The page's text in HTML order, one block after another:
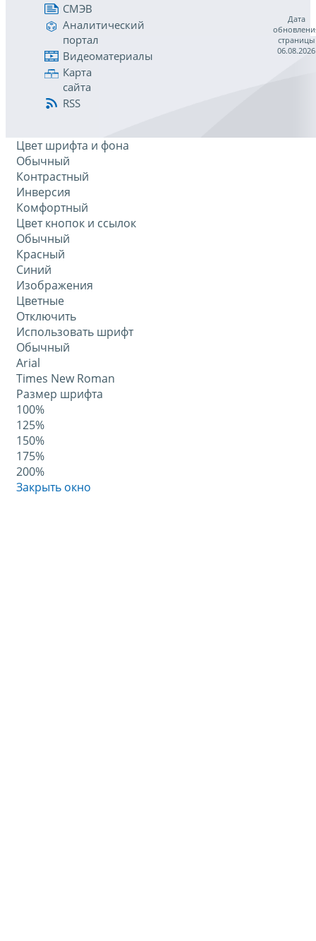
СМЭВ
Аналитический
портал
Видеоматериалы
Карта
сайта
RSS
Дата
страницы
06.08.2026
Цвет шрифта и фона
Обычный
Контрастный
Инверсия
Комфортный
Цвет кнопок и ссылок
Обычный
Красный
Синий
Изображения
Цветные
Отключить
Использовать шрифт
Обычный
Arial
Times New Roman
Размер шрифта
100%
125%
150%
175%
200%
Закрыть окно